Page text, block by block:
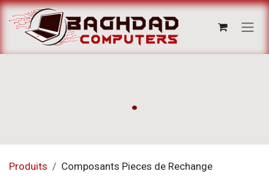
Se rendre au contenu
.
Produits Composants Pieces de Rechange